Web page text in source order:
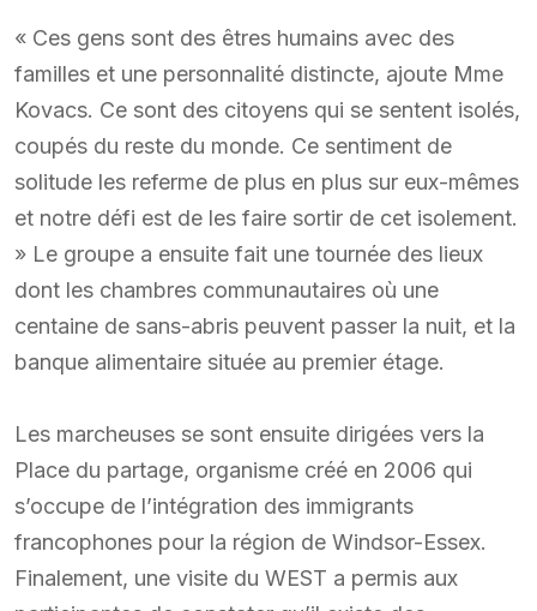
« Ces gens sont des êtres humains avec des
familles et une personnalité distincte, ajoute Mme
Kovacs. Ce sont des citoyens qui se sentent isolés,
coupés du reste du monde. Ce sentiment de
solitude les referme de plus en plus sur eux-mêmes
et notre défi est de les faire sortir de cet isolement.
» Le groupe a ensuite fait une tournée des lieux
dont les chambres communautaires où une
centaine de sans-abris peuvent passer la nuit, et la
banque alimentaire située au premier étage.
Les marcheuses se sont ensuite dirigées vers la
Place du partage, organisme créé en 2006 qui
s’occupe de l’intégration des immigrants
francophones pour la région de Windsor-Essex.
Finalement, une visite du WEST a permis aux